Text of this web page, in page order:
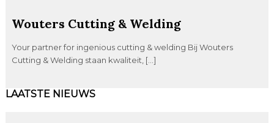
Wouters Cutting & Welding
Your partner for ingenious cutting & welding Bij Wouters
Cutting & Welding staan kwaliteit, […]
LAATSTE NIEUWS